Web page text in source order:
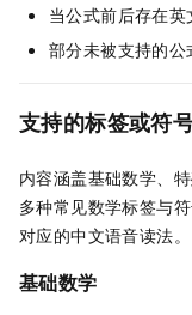
当公式前后存在
部分未被支持的公
支持的标签或符
内容涵盖基础数学、
多种常见数学标签与
对应的中文语音读法。
基础数学